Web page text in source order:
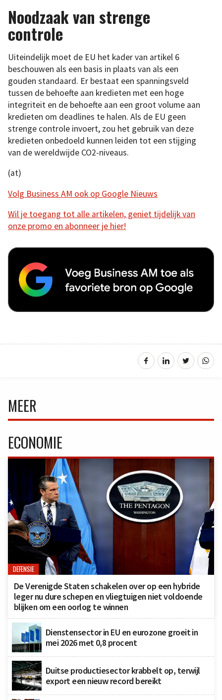
Noodzaak van strenge
controle
Uiteindelijk moet de EU het kader van artikel 6
beschouwen als een basis in plaats van als een
gouden standaard. Er bestaat een spanningsveld
tussen de behoefte aan kredieten met een hoge
integriteit en de behoefte aan een groot volume aan
kredieten om deadlines te halen. Als de EU geen
strenge controle invoert, zou het gebruik van deze
kredieten onbedoeld kunnen leiden tot een stijging
van de wereldwijde CO2-niveaus.
(at)
Volg Business AM ook op Google Nieuws
Wil je toegang tot alle artikelen, geniet tijdelijk van
onze promo en abonneer je hier!
MEER
ECONOMIE
DEFENSIE
De Verenigde Staten schakelen over op een hybride
leger nu dure schepen en vliegtuigen niet voldoende
blijken om een oorlog te winnen
Dienstensector in EU en eurozone groeit in
mei 2026 met 0,8 procent
Duitse productiesector krabbelt op, terwijl
export een nieuw record bereikt